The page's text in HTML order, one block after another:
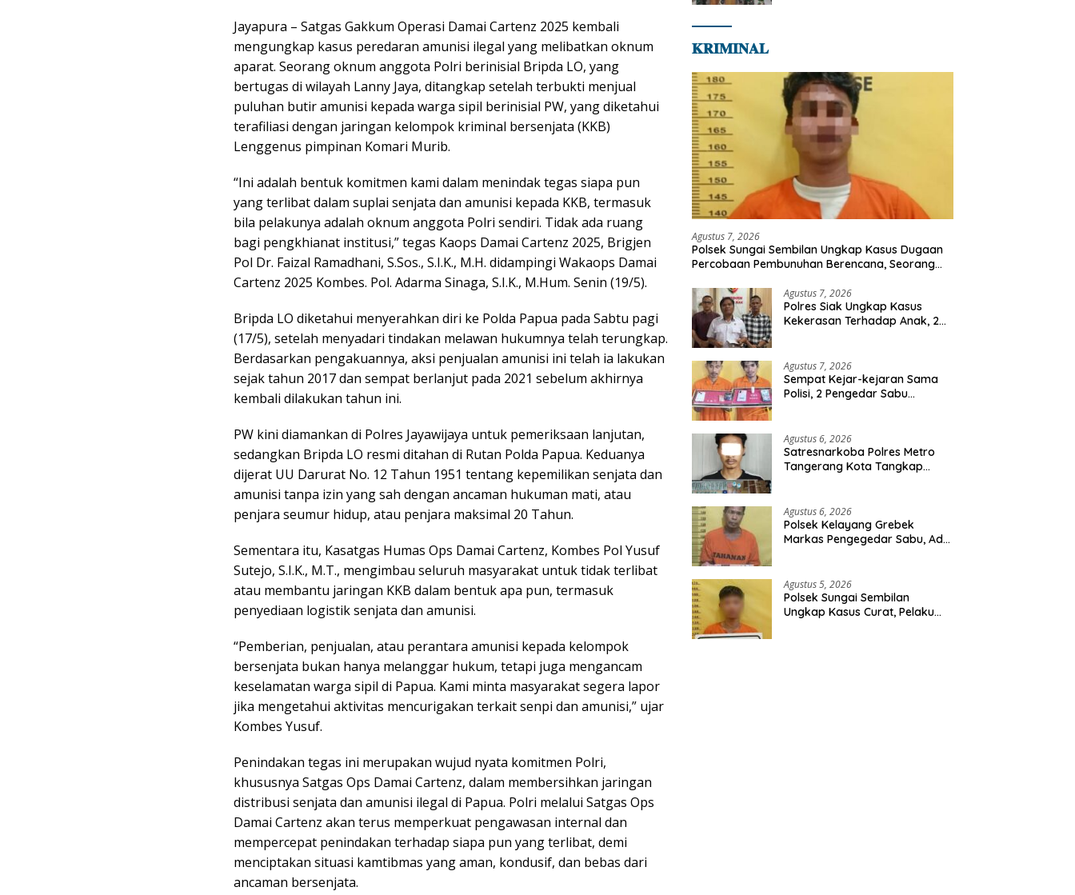
Jayapura – Satgas Gakkum Operasi Damai Cartenz 2025 kembali
mengungkap kasus peredaran amunisi ilegal yang melibatkan oknum
aparat. Seorang oknum anggota Polri berinisial Bripda LO, yang
bertugas di wilayah Lanny Jaya, ditangkap setelah terbukti menjual
puluhan butir amunisi kepada warga sipil berinisial PW, yang diketahui
terafiliasi dengan jaringan kelompok kriminal bersenjata (KKB)
Lenggenus pimpinan Komari Murib.
“Ini adalah bentuk komitmen kami dalam menindak tegas siapa pun
yang terlibat dalam suplai senjata dan amunisi kepada KKB, termasuk
bila pelakunya adalah oknum anggota Polri sendiri. Tidak ada ruang
bagi pengkhianat institusi,” tegas Kaops Damai Cartenz 2025, Brigjen
Pol Dr. Faizal Ramadhani, S.Sos., S.I.K., M.H. didampingi Wakaops Damai
Cartenz 2025 Kombes. Pol. Adarma Sinaga, S.I.K., M.Hum. Senin (19/5).
Bripda LO diketahui menyerahkan diri ke Polda Papua pada Sabtu pagi
(17/5), setelah menyadari tindakan melawan hukumnya telah terungkap.
Berdasarkan pengakuannya, aksi penjualan amunisi ini telah ia lakukan
sejak tahun 2017 dan sempat berlanjut pada 2021 sebelum akhirnya
kembali dilakukan tahun ini.
PW kini diamankan di Polres Jayawijaya untuk pemeriksaan lanjutan,
sedangkan Bripda LO resmi ditahan di Rutan Polda Papua. Keduanya
dijerat UU Darurat No. 12 Tahun 1951 tentang kepemilikan senjata dan
amunisi tanpa izin yang sah dengan ancaman hukuman mati, atau
penjara seumur hidup, atau penjara maksimal 20 Tahun.
Sementara itu, Kasatgas Humas Ops Damai Cartenz, Kombes Pol Yusuf
Sutejo, S.I.K., M.T., mengimbau seluruh masyarakat untuk tidak terlibat
atau membantu jaringan KKB dalam bentuk apa pun, termasuk
penyediaan logistik senjata dan amunisi.
“Pemberian, penjualan, atau perantara amunisi kepada kelompok
bersenjata bukan hanya melanggar hukum, tetapi juga mengancam
keselamatan warga sipil di Papua. Kami minta masyarakat segera lapor
jika mengetahui aktivitas mencurigakan terkait senpi dan amunisi,” ujar
Kombes Yusuf.
Penindakan tegas ini merupakan wujud nyata komitmen Polri,
khususnya Satgas Ops Damai Cartenz, dalam membersihkan jaringan
distribusi senjata dan amunisi ilegal di Papua. Polri melalui Satgas Ops
Damai Cartenz akan terus memperkuat pengawasan internal dan
mempercepat penindakan terhadap siapa pun yang terlibat, demi
menciptakan situasi kamtibmas yang aman, kondusif, dan bebas dari
ancaman bersenjata.
𝐊𝐑𝐈𝐌𝐈𝐍𝐀𝐋
Agustus 7, 2026
Polsek Sungai Sembilan Ungkap Kasus Dugaan
Percobaan Pembunuhan Berencana, Seorang
Agustus 7, 2026
Polres Siak Ungkap Kasus
Kekerasan Terhadap Anak, 2
Agustus 7, 2026
Sempat Kejar-kejaran Sama
Polisi, 2 Pengedar Sabu
Agustus 6, 2026
Satresnarkoba Polres Metro
Tangerang Kota Tangkap
Hexymer Disita
Agustus 6, 2026
Polsek Kelayang Grebek
Markas Pengegedar Sabu, Ada
Agustus 5, 2026
Polsek Sungai Sembilan
Ungkap Kasus Curat, Pelaku